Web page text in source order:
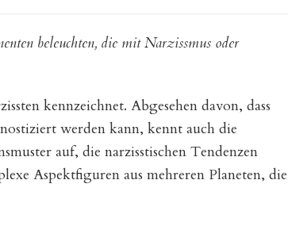
beleuchten, die mit Narzissmus oder
kennzeichnet. Abgesehen davon, dass
werden kann, kennt auch die
auf, die narzisstischen Tendenzen
Aspektfiguren aus mehreren Planeten, die